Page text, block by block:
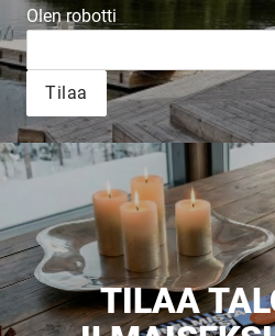
Olen robotti
Tilaa
TILAA
Upea yli 200-